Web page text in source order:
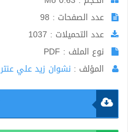
عدد الصفحات : 98
عدد التحميلات : 1037
نوع الملف : PDF
المؤلف : نشوان زيد علي عنتر